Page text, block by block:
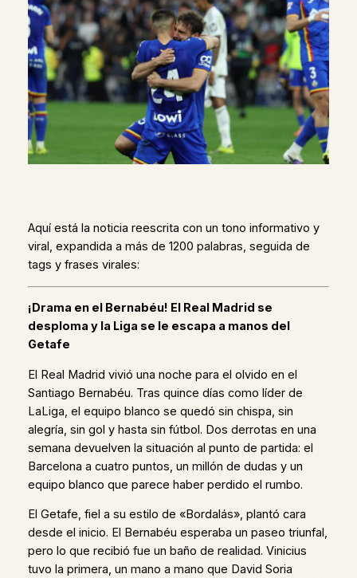
Aquí está la noticia reescrita con un tono informativo y
viral, expandida a más de 1200 palabras, seguida de
tags y frases virales:
¡Drama en el Bernabéu! El Real Madrid se
desploma y la Liga se le escapa a manos del
Getafe
El Real Madrid vivió una noche para el olvido en el
Santiago Bernabéu. Tras quince días como líder de
LaLiga, el equipo blanco se quedó sin chispa, sin
alegría, sin gol y hasta sin fútbol. Dos derrotas en una
semana devuelven la situación al punto de partida: el
Barcelona a cuatro puntos, un millón de dudas y un
equipo blanco que parece haber perdido el rumbo.
El Getafe, fiel a su estilo de «Bordalás», plantó cara
desde el inicio. El Bernabéu esperaba un paseo triunfal,
pero lo que recibió fue un baño de realidad. Vinicius
tuvo la primera, un mano a mano que David Soria